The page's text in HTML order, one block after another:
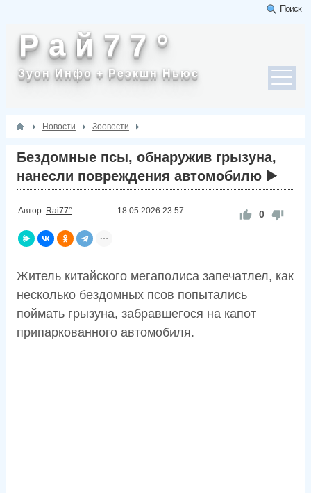
Поиск
Р а й 7 7 °
Зуон Инфо + Реэкшн Ньюс
Новости Зоовести
Бездомные псы, обнаружив грызуна,
нанесли повреждения автомобилю ▶️
Автор: Rai77° 18.05.2026 23:57 0
Житель китайского мегаполиса запечатлел, как
несколько бездомных псов попытались
поймать грызуна, забравшегося на капот
припаркованного автомобиля.